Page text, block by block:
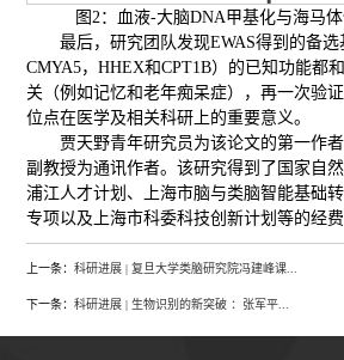
图2：血液-大脑DNA甲基化与海马
最后，研究团队发现EWAS得到的备选
CMYA5，HHEX和CPT1B）的已知功能都
关（例如记忆和老年痴呆症），再一次验
位点在医学及相关科研上的重要意义。
贾天野青年研究员为该论文的第一作者
副教授为通讯作者。该研究得到了国家自
浦江人才计划、上海市脑与类脑智能基础
专项以及上海市科委科技创新计划等的经费
上一条：科研进展 | 复旦大学类脑研究院冯建峰课...
下一条：科研进展 | 生物识别的新突破 ：张军平...